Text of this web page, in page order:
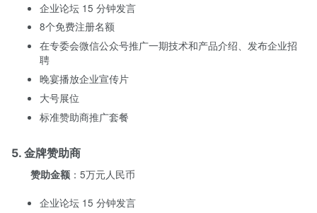
企业论坛 15 分钟发言
8个免费注册名额
在专委会微信公众号推广一期技术和产品介绍、发布企业招
聘
晚宴播放企业宣传片
大号展位
标准赞助商推广套餐
5. 金牌赞助商
赞助金额 ：5万元人民币
企业论坛 15 分钟发言